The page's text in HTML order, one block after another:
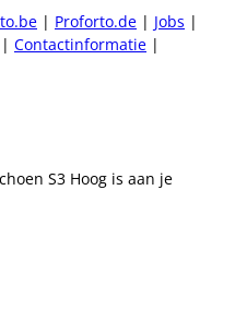
| Proforto.de | Jobs |
| Contactinformatie |
S3 Hoog is aan je